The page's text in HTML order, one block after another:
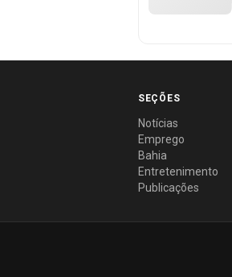
SEÇÕES
Notícias
Emprego
Bahia
Entretenimento
Publicações